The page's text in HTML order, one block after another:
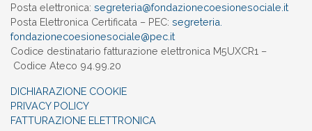
Posta elettronica: segreteria@fondazionecoesionesociale.it
Posta Elettronica Certificata – PEC: segreteria.
fondazionecoesionesociale@pec. it
Codice destinatario fatturazione elettronica M5UXCR1 –
Codice Ateco 94.99.20
DICHIARAZIONE COOKIE
PRIVACY POLICY
FATTURAZIONE ELETTRONICA